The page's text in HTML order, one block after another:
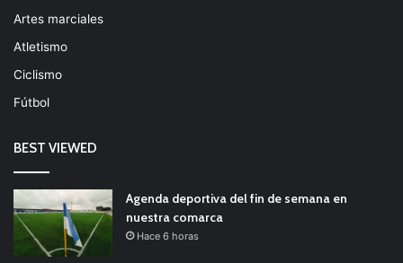
Artes marciales
Atletismo
Ciclismo
Fútbol
BEST VIEWED
Agenda deportiva del fin de semana en
nuestra comarca
Hace 6 horas